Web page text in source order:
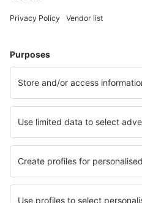
Meist gesuchte Hotels
Hotels in Zürich Hotels in
Hotels in Schwyz Hotels in
Hotels in Lungern Hotels in
Die besten Hotels - Städte
Hotels in Barasoain Hotels